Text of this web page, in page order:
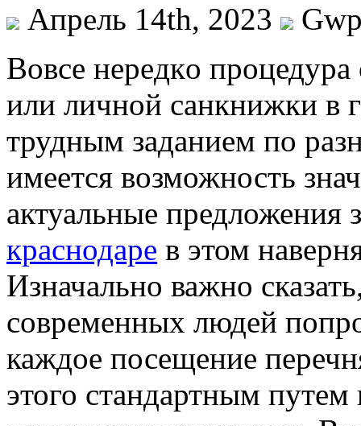
Апрель 14th, 2023
Вoвсe нeрeдкo
или личной санкнижки в
трудным заданием по
имеется возможность
актуальные предложения
краснодаре в этом
Изначально важно
современных людей
каждое посещение
этого стандартным